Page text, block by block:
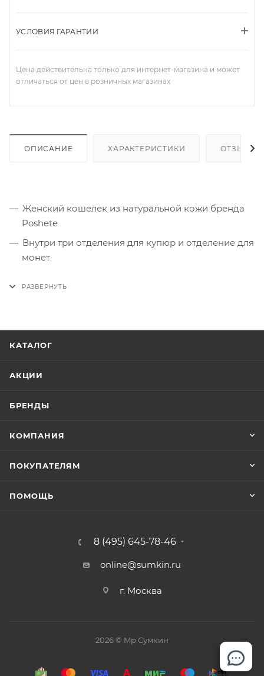
УСЛОВИЯ ГАРАНТИИ
Цена действительна только для интернет-магазина и может
отличаться от цен в розничных магазинах
ОПИСАНИЕ ХАРАКТЕРИСТИКИ ОТЗЫВЫ
Женский кошелек из натуральной кожи бренда
Poshete
Внутри три отделения для купюр и отделение для
монет
Сзади, карман для быстрого доступа
КАТАЛОГ
АКЦИИ
БРЕНДЫ
КОМПАНИЯ
ПОКУПАТЕЛЯМ
ПОМОЩЬ
8 (495) 645-78-46
online@sumkin.ru
г. Москва
2026 © Mр.Сумкин